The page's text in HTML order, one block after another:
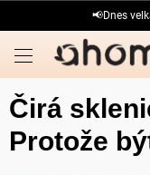
na
obsah
📢Dnes
Čirá
Protože